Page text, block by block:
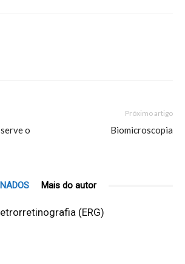
o
Próximo artigo
Biomicroscopia
Mais do autor
(ERG)